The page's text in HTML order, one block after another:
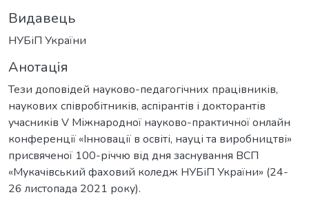
Видавець
НУБіП України
Анотація
Тези доповідей науково-педагогічних працівників,
наукових співробітників, аспірантів і докторантів
учасників V Міжнародної науково-практичної онлайн
конференції «Інновації в освіті, науці та виробництві»
присвяченої 100-річчю від дня заснування ВСП
«Мукачівський фаховий коледж НУБіП України» (24-
26 листопада 2021 року).